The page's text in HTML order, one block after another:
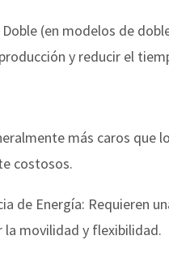
(en modelos de
y reducir el
más caros que
costosos.
de Energía: Requieren
la movilidad y flexibilidad.